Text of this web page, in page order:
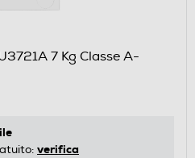
7 Kg Classe A-
verifica